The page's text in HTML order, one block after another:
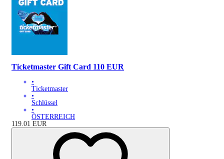
Ticketmaster Gift Card 110 EUR
•
Ticketmaster
•
Schlüssel
•
ÖSTERREICH
119.01 EUR